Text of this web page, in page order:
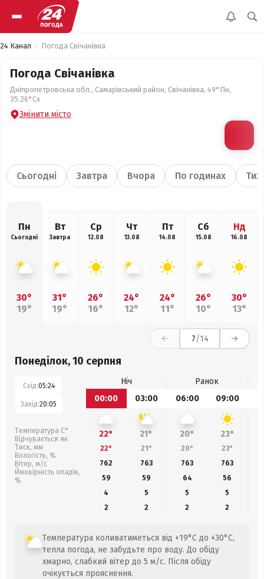
24 Канал Погода Свічанівка
Погода Свічанівка
Дніпропетровська обл., Самарівський район, Свічанівка, 49°Пн,
35.26°Сх
Змінити місто
Сьогодні Завтра Вчора По годинах
Пн
Сьогодні
30°
19°
Вт
Завтра
31°
19°
Ср
12.08
26°
16°
Чт
13.08
24°
12°
Пт
14.08
24°
11°
Сб
15.08
26°
10°
Нд
16.08
30°
13°
7/14
Понеділок, 10 серпня
Схід:05:24
Захід:20:05
Температура С°
Відчувається як
Тиск, мм
Вологість, %
Вітер, м/с
Ймовірність опадів,
%
Ніч
Ранок
00:00
03:00 06:00 09:00
22° 21° 20° 23°
22° 21° 20° 23°
762
763 763 763
59
59 64 56
4
5 5
5
2
2 2 2
Температура коливатиметься від +19°C до +30°C,
тепла погода, не забудьте про воду. До обіду
хмарно, слабкий вітер до 5 м/с. Після обіду
очікується прояснення.